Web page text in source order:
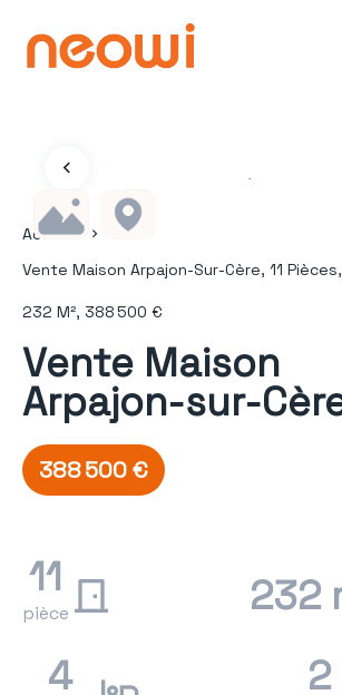
Accueil
Vente Maison Arpajon-Sur-Cère, 11
232 M², 388 500 €
Vente Maison
Arpajon-sur-
388 500 €
11
pièce
232
4
2